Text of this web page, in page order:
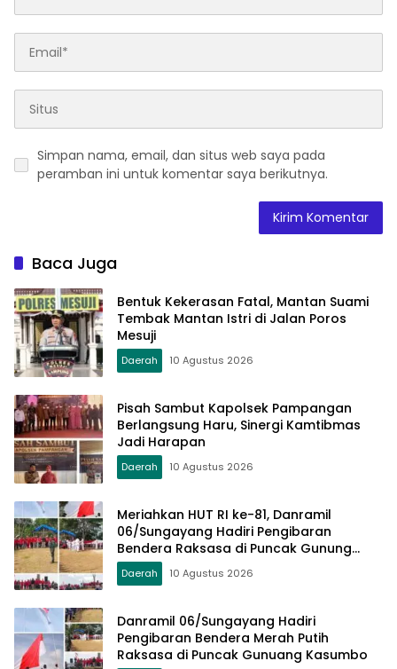
Simpan nama, email, dan situs web saya pada
peramban ini untuk komentar saya berikutnya.
Baca Juga
Bentuk Kekerasan Fatal, Mantan Suami
Tembak Mantan Istri di Jalan Poros
Mesuji
Daerah 10 Agustus 2026
Pisah Sambut Kapolsek Pampangan
Berlangsung Haru, Sinergi Kamtibmas
Jadi Harapan
Daerah 10 Agustus 2026
Meriahkan HUT RI ke-81, Danramil
06/Sungayang Hadiri Pengibaran
Bendera Raksasa di Puncak Gunung
Kasumbo
Daerah 10 Agustus 2026
Danramil 06/Sungayang Hadiri
Pengibaran Bendera Merah Putih
Raksasa di Puncak Gunuang Kasumbo